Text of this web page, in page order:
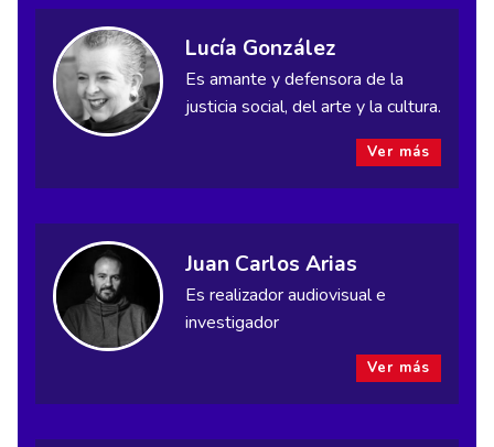
Lucía González
Es amante y defensora de la
justicia social, del arte y la cultura.
Ver más
Juan Carlos Arias
Es realizador audiovisual e
investigador
Ver más